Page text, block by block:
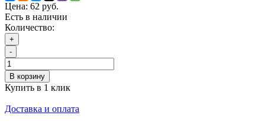
Цена: 62 руб.
Есть в наличии
Количество:
+
-
В корзину
Купить в 1 клик
Доставка и оплата